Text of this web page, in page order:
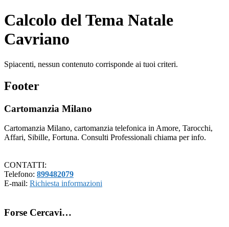
Calcolo del Tema Natale
Cavriano
Spiacenti, nessun contenuto corrisponde ai tuoi criteri.
Footer
Cartomanzia Milano
Cartomanzia Milano, cartomanzia telefonica in Amore, Tarocchi,
Affari, Sibille, Fortuna. Consulti Professionali chiama per info.
CONTATTI:
Telefono: 899482079
E-mail: Richiesta informazioni
Forse Cercavi…